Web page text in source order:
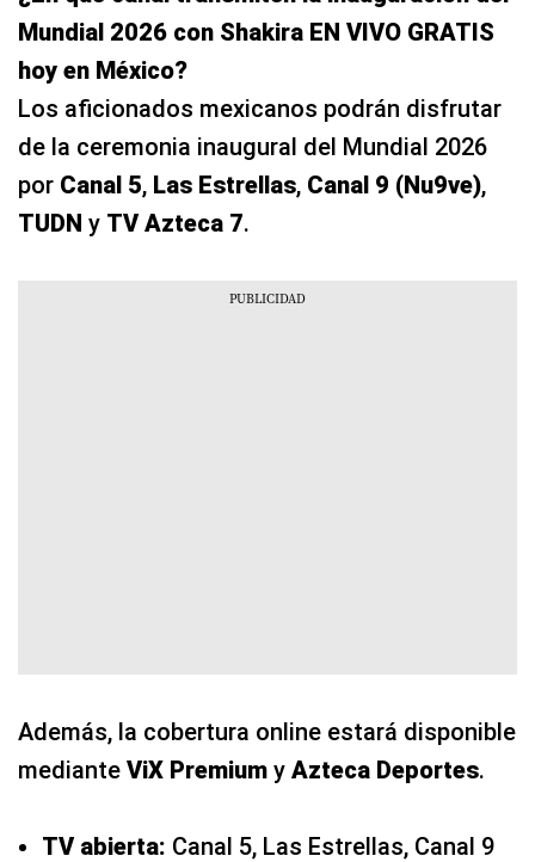
Mundial 2026 con Shakira EN VIVO GRATIS
hoy en México?
Los aficionados mexicanos podrán disfrutar
de la ceremonia inaugural del Mundial 2026
por Canal 5, Las Estrellas, Canal 9 (Nu9ve),
TUDN y TV Azteca 7.
Además, la cobertura online estará disponible
mediante ViX Premium y Azteca Deportes.
TV abierta: Canal 5, Las Estrellas, Canal 9